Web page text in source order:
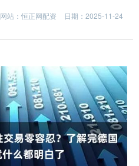
网站：恒正网配资
日期：2025-11-24